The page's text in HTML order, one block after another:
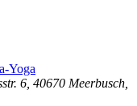
Yoga
6, 40670 Meerbusch,